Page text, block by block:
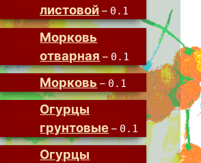
листовой – 0.1
Морковь
отварная – 0.1
Морковь – 0.1
Огурцы
грунтовые – 0.1
Огурцы